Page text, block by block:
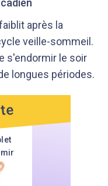
après la
veille-sommeil.
s'endormir le soir
longues périodes.